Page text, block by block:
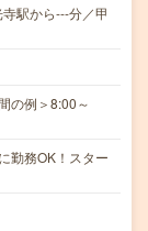
駅から---分／甲
の例＞8:00～
勤務OK！スター